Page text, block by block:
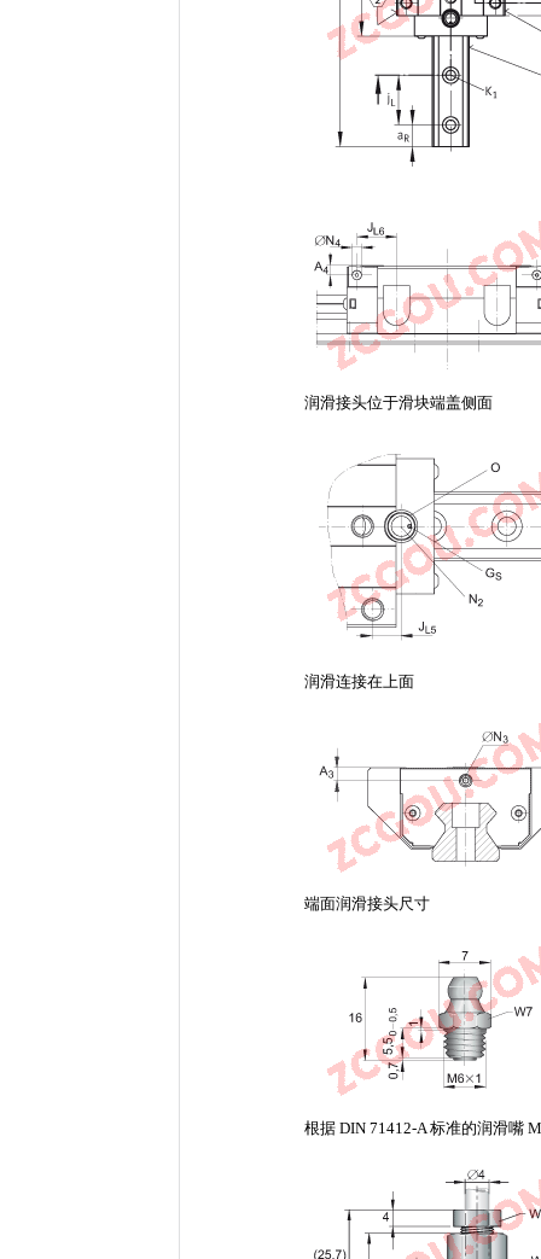
润滑接头位于滑块端盖侧面
润滑连接在上面
端面润滑接头尺寸
根据 DIN 71412-A 标准的润滑嘴